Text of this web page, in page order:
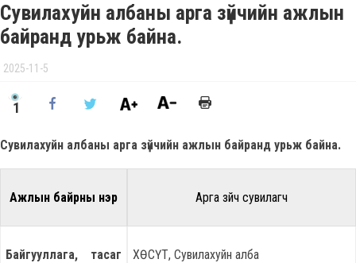
Сувилахуйн албаны арга зүйчийн ажлын
байранд урьж байна.
2025-11-5
1
Сувилахуйн албаны арга зүйчийн ажлын байранд урьж байна.
Ажлын байрны нэр Арга зүйч сувилагч
Байгууллага, тасаг
ХӨСҮТ, Сувилахуйн алба